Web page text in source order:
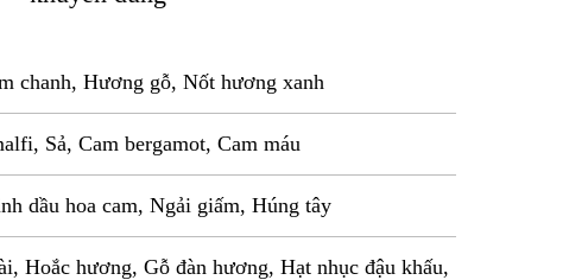
chanh, Hương gỗ, Nốt hương xanh
Sả, Cam bergamot, Cam máu
dầu hoa cam, Ngải giấm, Húng tây
Hoắc hương, Gỗ đàn hương, Hạt nhục đậu khấu,